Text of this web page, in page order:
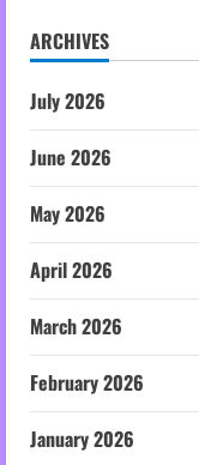
ARCHIVES
July 2026
June 2026
May 2026
April 2026
March 2026
February 2026
January 2026